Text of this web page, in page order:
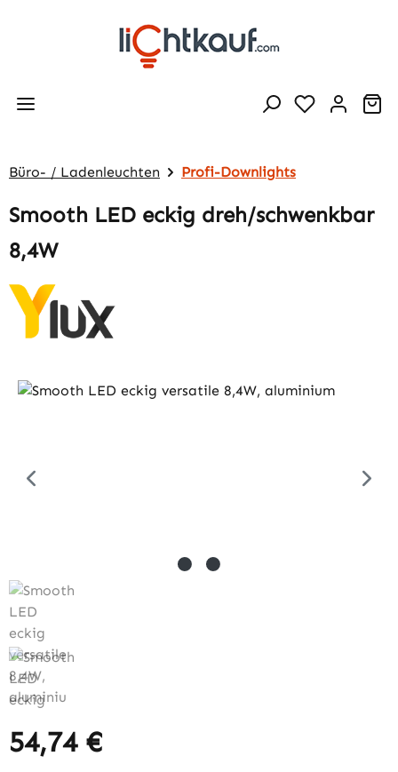
Zum Hauptinhalt springen
Büro- / Ladenleuchten Profi-Downlights
Smooth LED eckig dreh/schwenkbar
8,4W
Bildergalerie überspringen
Regulärer Preis:
54,74 €